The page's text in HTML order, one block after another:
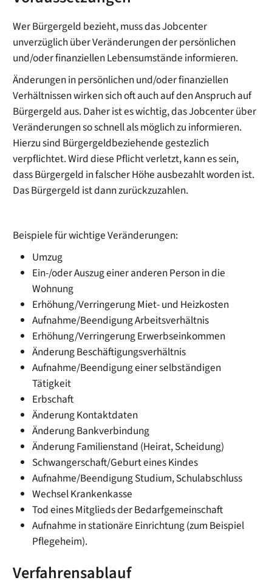
Wer Bürgergeld bezieht, muss das Jobcenter
unverzüglich über Veränderungen der persönlichen
und/oder finanziellen Lebensumstände informieren.
Änderungen in persönlichen und/oder finanziellen
Verhältnissen wirken sich oft auch auf den Anspruch auf
Bürgergeld aus. Daher ist es wichtig, das Jobcenter über
Veränderungen so schnell als möglich zu informieren.
Hierzu sind Bürgergeldbeziehende gestezlich
verpflichtet. Wird diese Pflicht verletzt, kann es sein,
dass Bürgergeld in falscher Höhe ausbezahlt worden ist.
Das Bürgergeld ist dann zurückzuzahlen.
Beispiele für wichtige Veränderungen:
Umzug
Ein-/oder Auszug einer anderen Person in die
Wohnung
Erhöhung/Verringerung Miet- und Heizkosten
Aufnahme/Beendigung Arbeitsverhältnis
Erhöhung/Verringerung Erwerbseinkommen
Änderung Beschäftigungsverhältnis
Aufnahme/Beendigung einer selbständigen
Tätigkeit
Erbschaft
Änderung Kontaktdaten
Änderung Bankverbindung
Änderung Familienstand (Heirat, Scheidung)
Schwangerschaft/Geburt eines Kindes
Aufnahme/Beendigung Studium, Schulabschluss
Wechsel Krankenkasse
Tod eines Mitglieds der Bedarfgemeinschaft
Aufnahme in stationäre Einrichtung (zum Beispiel
Pflegeheim).
Verfahrensablauf